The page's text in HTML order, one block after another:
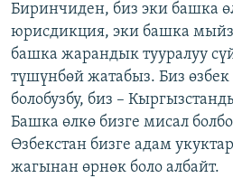
Биринчиден, биз эки башка
юрисдикция, эки башка
башка жарандык тууралуу
түшүнбөй жатабыз. Биз өзбек
болобузбу, биз –
Башка өлкө бизге мисал
Өзбекстан бизге адам
жагынан өрнөк боло албайт.